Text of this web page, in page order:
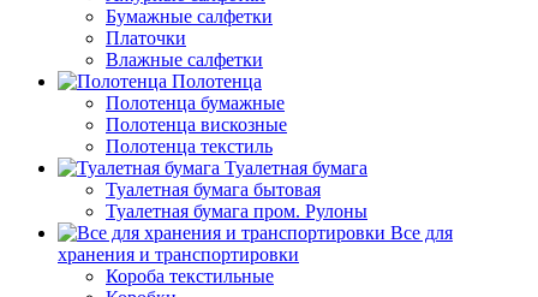
Бумажные салфетки
Платочки
Влажные салфетки
Полотенца
Полотенца бумажные
Полотенца вискозные
Полотенца текстиль
Туалетная бумага
Туалетная бумага бытовая
Туалетная бумага пром. Рулоны
Все для
хранения и транспортировки
Короба текстильные